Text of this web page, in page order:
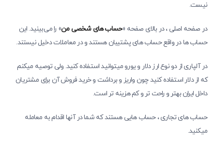
نیست.
در صفحه اصلی ، در بالای صفحه «حساب ‌های شخصی من» را می‌بینید. این
حساب ها در واقع حساب های پشتیبان هستند و در معاملات دخیل نیستند.
در آلپاری از دو نوع ارز دلار و یورو میتوانید استفاده کنید. ولی توصیه میکنم
که از دلار استفاده کنید چون واریز و برداشت و خرید فروش آن برای مشتریان
داخل ایران بهتر و راحت تر و کم هزینه تر است.
حساب های تجاری ، حساب هایی هستند که شما در آنها اقدام به معامله
میکنید.